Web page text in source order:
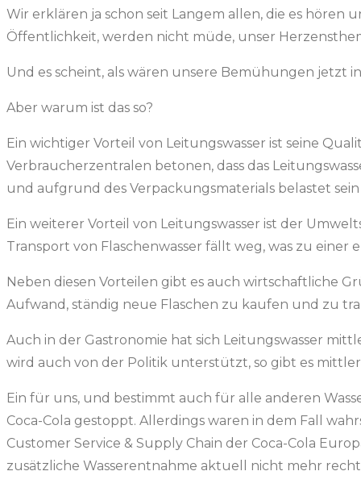
Wir erklären ja schon seit Langem allen, die es
Öffentlichkeit, werden nicht müde, unser
Und es scheint, als wären unsere Bemühungen jetzt
Aber warum ist das so?
Ein wichtiger Vorteil von Leitungswasser ist seine
Verbraucherzentralen betonen, dass das
und aufgrund des Verpackungsmaterials belastet
Ein weiterer Vorteil von Leitungswasser ist der
Transport von Flaschenwasser fällt weg, was zu
Neben diesen Vorteilen gibt es auch wirtschaftliche
Aufwand, ständig neue Flaschen zu kaufen und zu
Auch in der Gastronomie hat sich Leitungswasser
wird auch von der Politik unterstützt, so gibt es
Ein für uns, und bestimmt auch für alle anderen
Coca-Cola gestoppt. Allerdings waren in dem Fall
Customer Service & Supply Chain der Coca-Cola
zusätzliche Wasserentnahme aktuell nicht mehr